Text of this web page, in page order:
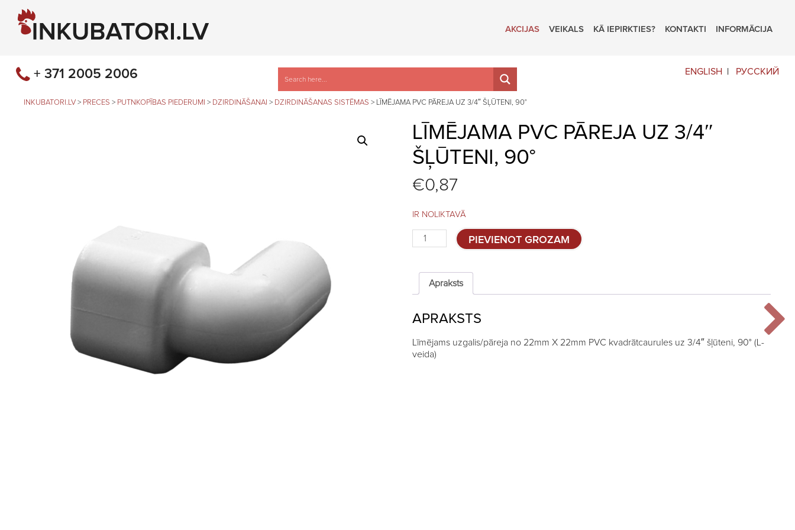
AKCIJAS VEIKALS KĀ IEPIRKTIES? KONTAKTI INFORMĀCIJA
ENGLISH РУССКИЙ
+ 371 2005 2006
INKUBATORI.LV > PRECES > PUTNKOPĪBAS PIEDERUMI > DZIRDINĀŠANAI > DZIRDINĀŠANAS SISTĒMAS > LĪMĒJAMA PVC PĀREJA UZ 3/4″ ŠĻŪTENI, 90°
LĪMĒJAMA PVC PĀREJA UZ 3/4″
ŠĻŪTENI, 90°
€0,87
IR NOLIKTAVĀ
Līmējama
PVC
uz
šļūteni,
quantity
PIEVIENOT GROZAM
Apraksts
APRAKSTS
Līmējams uzgalis/pāreja no 22mm X 22mm PVC kvadrātcaurules uz 3/4″ šļūteni, 90° (L-
veida)